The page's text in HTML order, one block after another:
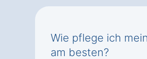
Wie pflege ich
am besten?